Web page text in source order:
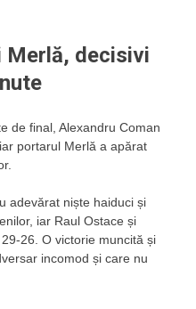
Merlă, decisivi
de final, Alexandru Coman
portarul Merlă a apărat
adevărat niște haiduci și
iar Raul Ostace și
26. O victorie muncită și
incomod și care nu